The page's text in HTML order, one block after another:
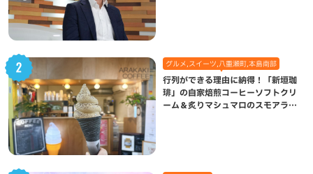
グルメ,スイーツ,八重瀬町,本島南部
行列ができる理由に納得！「新垣珈
琲」の自家焙煎コーヒーソフトクリ
ーム＆炙りマシュマロのスモアラテ